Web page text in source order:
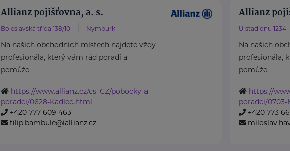
Allianz pojišťovna, a. s.
Boleslavská třída 138/10 Nymburk
Na našich obchodních místech najdete vždy
profesionála, který vám rád poradí a
pomůže.
https://www.allianz.cz/cs_CZ/pobocky-a-
poradci/0628-Kadlec.html
+420 777 609 463
filip.bambule@iallianz.cz
Allianz
U stadionu 1234
Na našich
profesionála,
pomůže.
https://
poradci/
+420 773